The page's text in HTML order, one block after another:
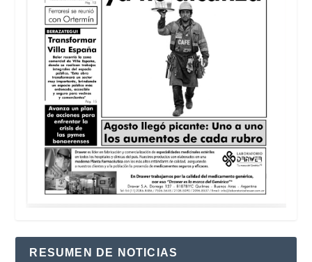
RESUMEN DE NOTICIAS